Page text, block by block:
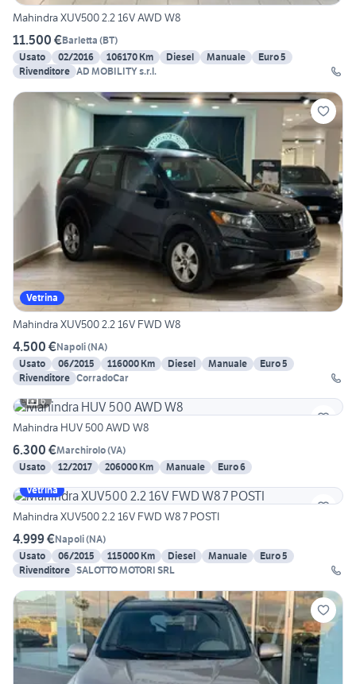
Mahindra XUV500 2.2 16V AWD W8
11.500 €Barletta (BT)
Usato
02/2016 106170 Km Diesel Manuale
Euro 5
Rivenditore AD MOBILITY s.r.l.
Vetrina
Mahindra XUV500 2.2 16V FWD W8
4.500 €Napoli(NA)
Usato
06/2015 116000 Km Diesel Manuale
Euro 5
Rivenditore CorradoCar
6
Mahindra HUV 500 AWD W8
6.300 €Marchirolo(VA)
Usato
12/2017 206000 Km Manuale
Euro 6
Vetrina
Mahindra XUV500 2.2 16V FWD W8 7 POSTI
4.999 €Napoli(NA)
Usato
06/2015 115000 Km Diesel Manuale
Euro 5
Rivenditore SALOTTO MOTORI SRL